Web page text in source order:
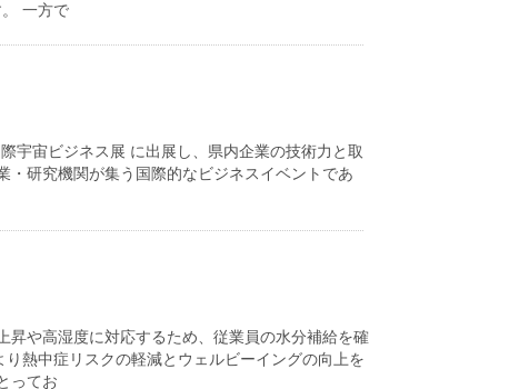
一方で
宇宙ビジネス展 に出展し、県内企業の技術力と取
・研究機関が集う国際的なビジネスイベントであ
や高湿度に対応するため、従業員の水分補給を確
熱中症リスクの軽減とウェルビーイングの向上を
ってお